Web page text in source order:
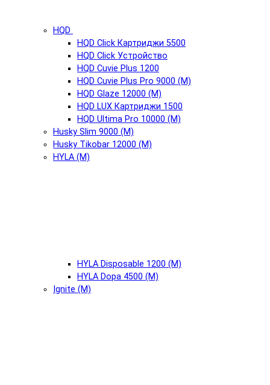
HQD
HQD Click Картриджи 5500
HQD Click Устройство
HQD Cuvie Plus 1200
HQD Cuvie Plus Pro 9000 (М)
HQD Glaze 12000 (М)
HQD LUX Картриджи 1500
HQD Ultima Pro 10000 (М)
Husky Slim 9000 (М)
Husky Tikobar 12000 (М)
HYLA (М)
HYLA Disposable 1200 (М)
HYLA Dopa 4500 (М)
Ignite (М)